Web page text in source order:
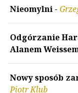
Nieomylni -
Odgórzanie
Alanem
Nowy sposób
Piotr Klub